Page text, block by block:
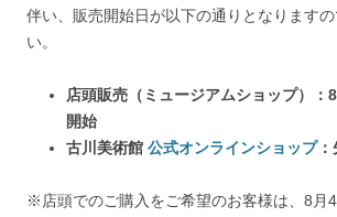
伴い、販売開始日が以下の通りとなります
い。
店頭販売（ミュージアムショップ）：
開始
古川美術館 公式オンラインショップ：
※店頭でのご購入をご希望のお客様は、8月